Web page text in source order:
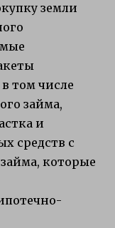
земли
том числе
займа,
и
средств с
которые